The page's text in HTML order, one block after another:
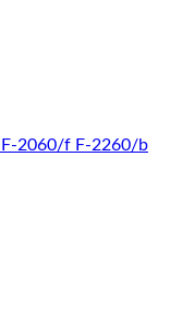
F-2060/f F-2260/b